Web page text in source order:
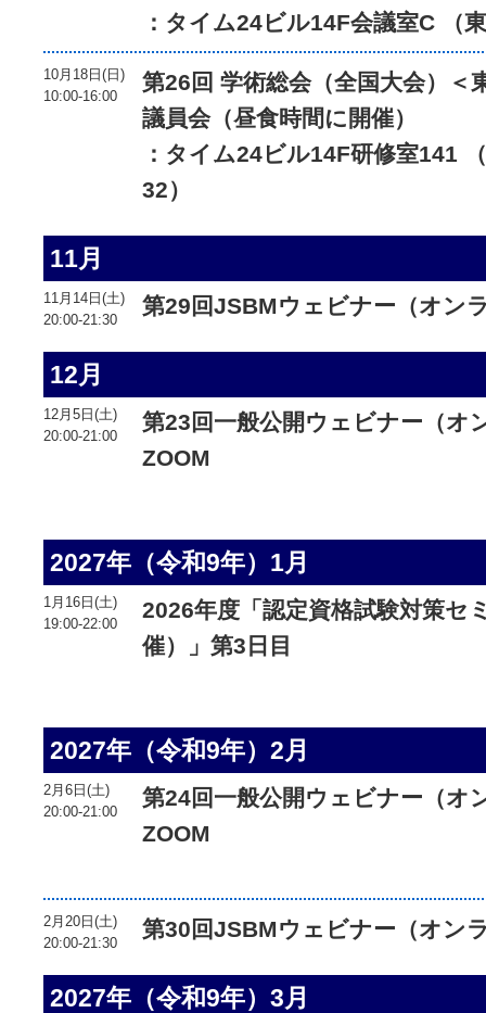
：タイム24ビル14F会議室C （
10月18日(日)
10:00-16:00
第26回 学術総会（全国大会）
議員会（昼食時間に開催）
：タイム24ビル14F研修室141
32）
11月
11月14日(土)
20:00-21:30
第29回JSBMウェビナー（オン
12月
12月5日(土)
20:00-21:00
第23回一般公開ウェビナー（オ
ZOOM
2027年（令和9年）1月
1月16日(土)
19:00-22:00
2026年度「認定資格試験対策セ
催）」第3日目
2027年（令和9年）2月
2月6日(土)
20:00-21:00
第24回一般公開ウェビナー（オ
ZOOM
2月20日(土)
20:00-21:30
第30回JSBMウェビナー（オン
2027年（令和9年）3月